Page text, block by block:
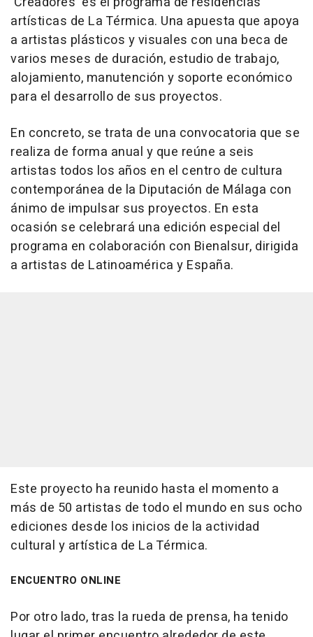
artísticas de La Térmica. Una apuesta que apoya
a artistas plásticos y visuales con una beca de
varios meses de duración, estudio de trabajo,
alojamiento, manutención y soporte económico
para el desarrollo de sus proyectos.
En concreto, se trata de una convocatoria que se
realiza de forma anual y que reúne a seis
artistas todos los años en el centro de cultura
contemporánea de la Diputación de Málaga con
ánimo de impulsar sus proyectos. En esta
ocasión se celebrará una edición especial del
programa en colaboración con Bienalsur, dirigida
a artistas de Latinoamérica y España.
Este proyecto ha reunido hasta el momento a
más de 50 artistas de todo el mundo en sus ocho
ediciones desde los inicios de la actividad
cultural y artística de La Térmica.
ENCUENTRO ONLINE
Por otro lado, tras la rueda de prensa, ha tenido